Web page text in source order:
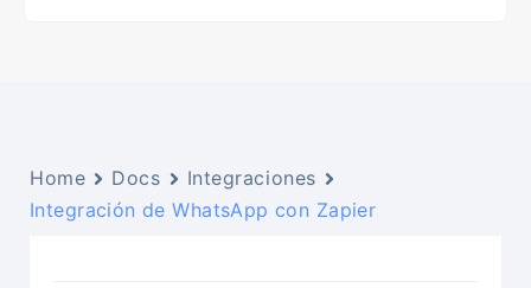
Home Docs
Integraciones
Integración de WhatsApp con Zapier